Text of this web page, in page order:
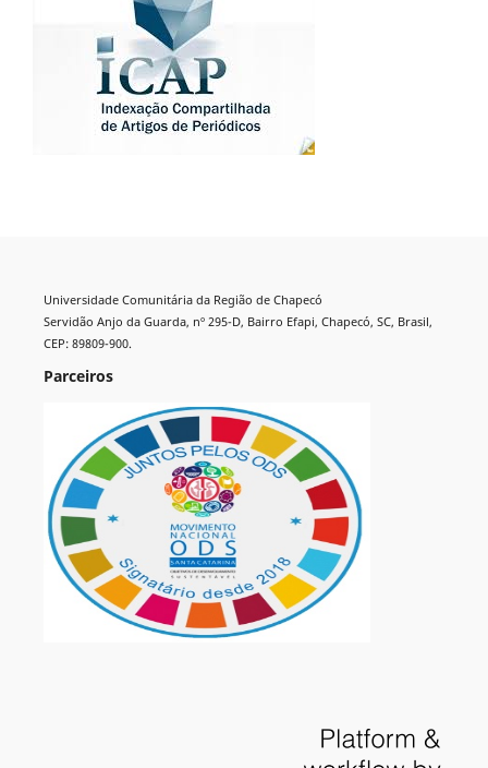
Universidade Comunitária da Região de Chapecó
Servidão Anjo da Guarda, nº 295-D, Bairro Efapi, Chapecó, SC, Brasil,
CEP: 89809-900.
Parceiros